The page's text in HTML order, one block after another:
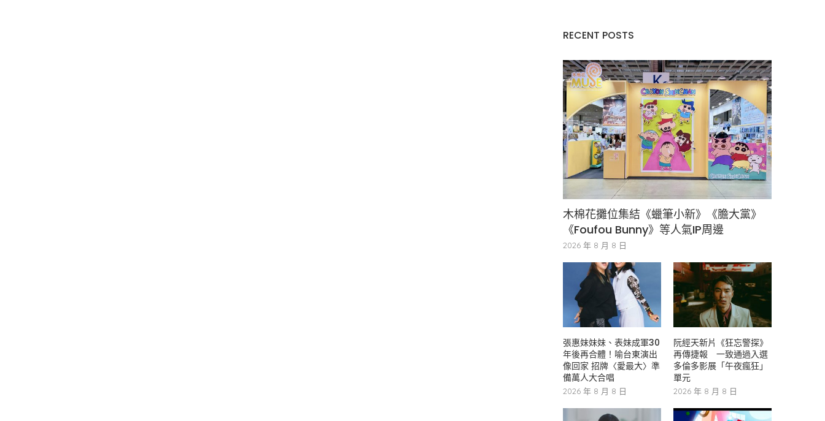
RECENT POSTS
木棉花攤位集結《蠟筆小新》《膽大黨》
《Foufou Bunny》等人氣IP周邊
2026 年 8 月 8 日
張惠妹妹妹、表妹成軍30
年後再合體！喻台東演出
像回家 招牌〈愛最大〉準
備萬人大合唱
2026 年 8 月 8 日
阮經天新片《狂忘警探》
再傳捷報 一致通過入選
多倫多影展「午夜瘋狂」
單元
2026 年 8 月 8 日